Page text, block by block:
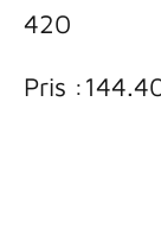
420
Pris :